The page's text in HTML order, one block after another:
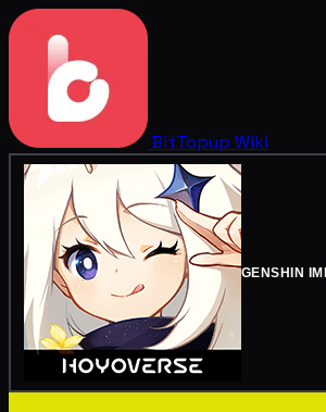
BitTopup Wiki
GENSHIN